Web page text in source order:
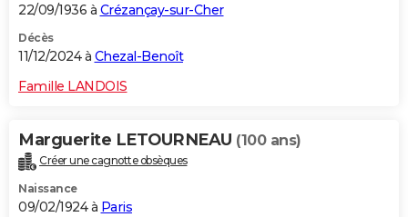
22/09/1936 à Crézançay-sur-Cher
Décès
11/12/2024 à Chezal-Benoît
Famille LANDOIS
Marguerite LETOURNEAU (100 ans)
Créer une cagnotte obsèques
Naissance
09/02/1924 à Paris